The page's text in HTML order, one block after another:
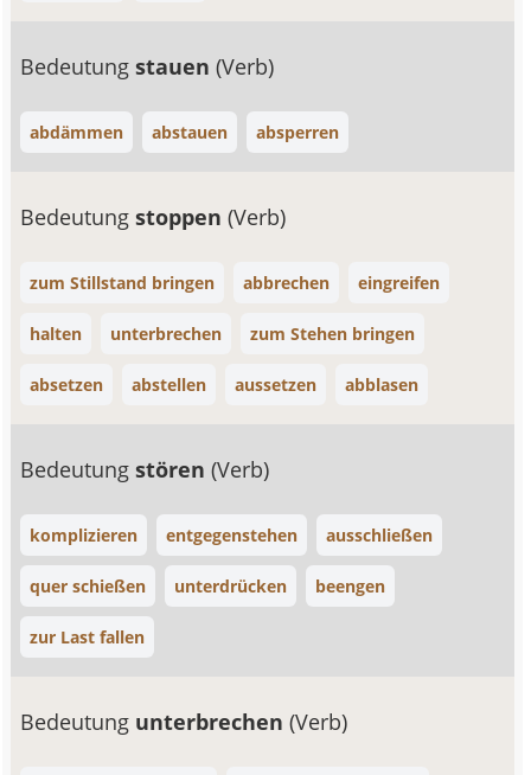
Bedeutungstauen(Verb)
abdämmen abstauen absperren
Bedeutungstoppen(Verb)
zum Stillstand bringen abbrechen eingreifen
halten unterbrechen zum Stehen bringen
absetzen abstellen aussetzen abblasen
Bedeutungstören(Verb)
komplizieren entgegenstehen ausschließen
quer schießen unterdrücken beengen
zur Last fallen
Bedeutung unterbrechen(Verb)